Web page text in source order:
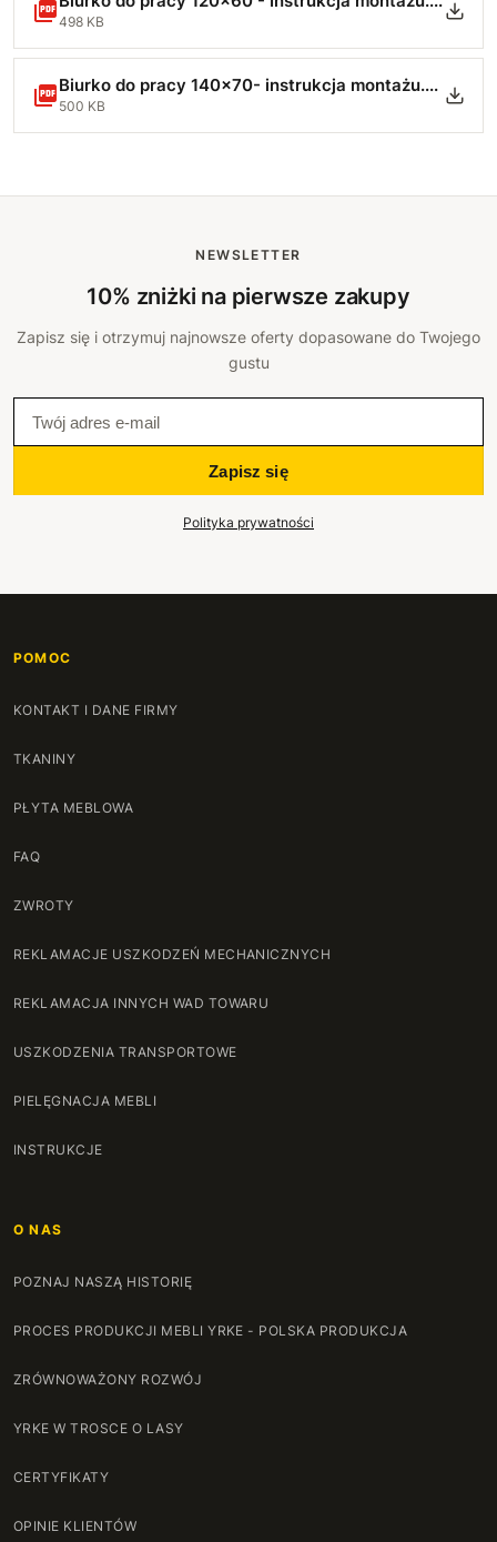
498 KB
Biurko do pracy 140x70- instrukcja montażu.pdf
500 KB
NEWSLETTER
10% zniżki na pierwsze zakupy
Zapisz się i otrzymuj najnowsze oferty dopasowane do Twojego
gustu
Zapisz się
Polityka prywatności
POMOC
KONTAKT I DANE FIRMY
TKANINY
PŁYTA MEBLOWA
FAQ
ZWROTY
REKLAMACJE USZKODZEŃ MECHANICZNYCH
REKLAMACJA INNYCH WAD TOWARU
USZKODZENIA TRANSPORTOWE
PIELĘGNACJA MEBLI
INSTRUKCJE
O NAS
POZNAJ NASZĄ HISTORIĘ
PROCES PRODUKCJI MEBLI YRKE - POLSKA PRODUKCJA
ZRÓWNOWAŻONY ROZWÓJ
YRKE W TROSCE O LASY
CERTYFIKATY
OPINIE KLIENTÓW